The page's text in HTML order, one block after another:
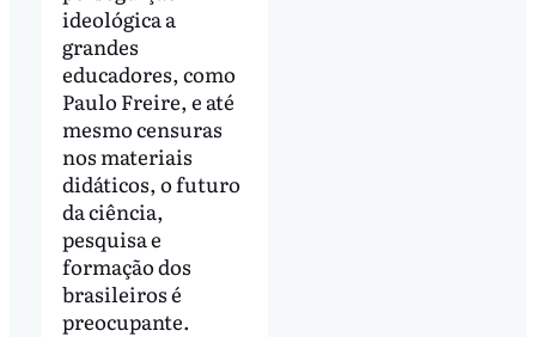
ideológica a
grandes
educadores, como
Paulo Freire, e até
mesmo censuras
nos materiais
didáticos, o futuro
da ciência,
pesquisa e
formação dos
brasileiros é
preocupante.